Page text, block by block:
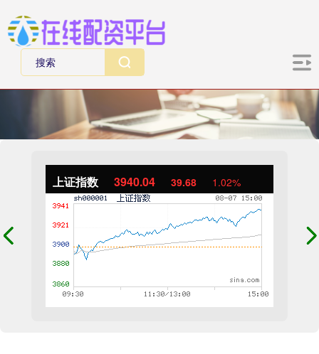
上证指数 3940.04 39.68 1.02%